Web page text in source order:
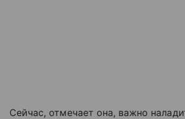
Сейчас, отмечает она, важно